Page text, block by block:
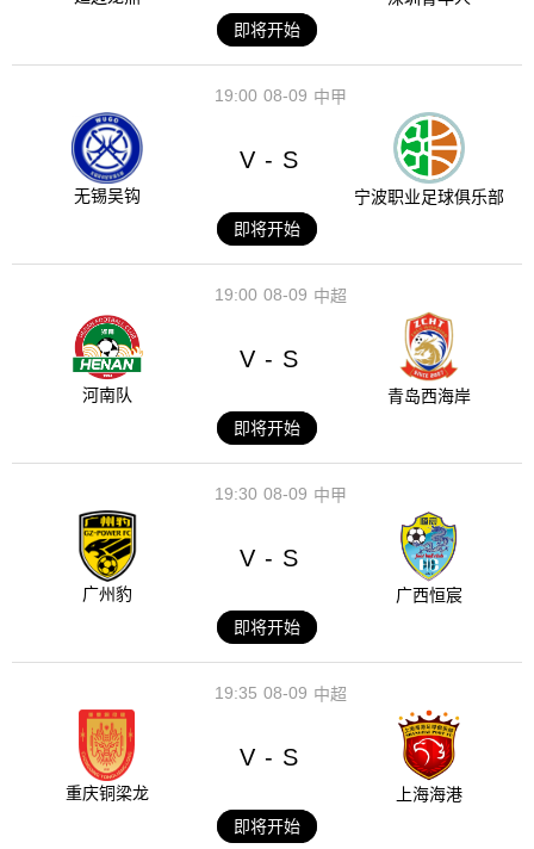
即将开始
08-09
19:00 中甲
无锡吴钩
V - S
宁波职业足球俱乐部
即将开始
08-09
19:00 中超
河南队
V - S
青岛西海岸
即将开始
08-09
19:30 中甲
广州豹
V - S
广西恒宸
即将开始
08-09
19:35 中超
重庆铜梁龙
V - S
上海海港
即将开始